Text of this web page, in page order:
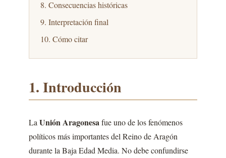
8. Consecuencias históricas
9. Interpretación final
10. Cómo citar
1. Introducción
La Unión Aragonesafue uno de los fenómenos
políticos más importantes del Reino de Aragón
durante la Baja Edad Media. No debe confundirse